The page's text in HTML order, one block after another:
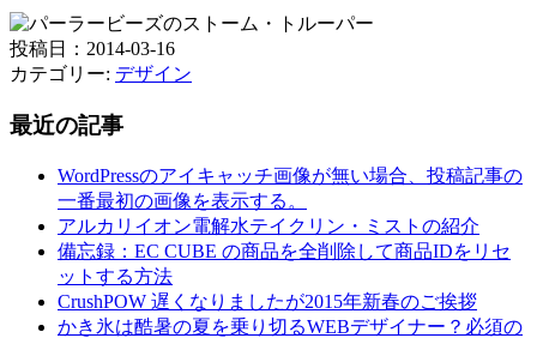
投稿日：2014-03-16
カテゴリー: デザイン
最近の記事
WordPressのアイキャッチ画像が無い場合、投稿記事の
一番最初の画像を表示する。
アルカリイオン電解水テイクリン・ミストの紹介
備忘録：EC CUBE の商品を全削除して商品IDをリセ
ットする方法
CrushPOW 遅くなりましたが2015年新春のご挨拶
かき氷は酷暑の夏を乗り切るWEBデザイナー？必須の